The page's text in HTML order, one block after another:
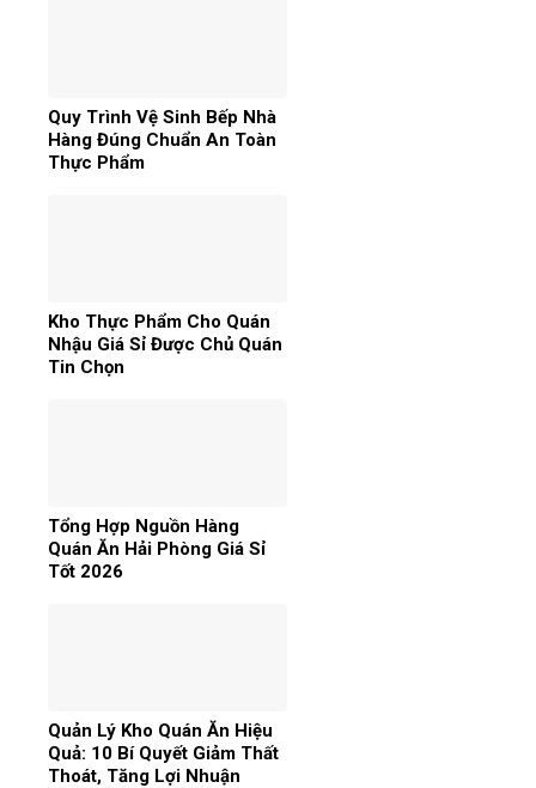
Quy Trình Vệ Sinh Bếp Nhà
Hàng Đúng Chuẩn An Toàn
Thực Phẩm
Kho Thực Phẩm Cho Quán
Nhậu Giá Sỉ Được Chủ Quán
Tin Chọn
Tổng Hợp Nguồn Hàng
Quán Ăn Hải Phòng Giá Sỉ
Tốt 2026
Quản Lý Kho Quán Ăn Hiệu
Quả: 10 Bí Quyết Giảm Thất
Thoát, Tăng Lợi Nhuận